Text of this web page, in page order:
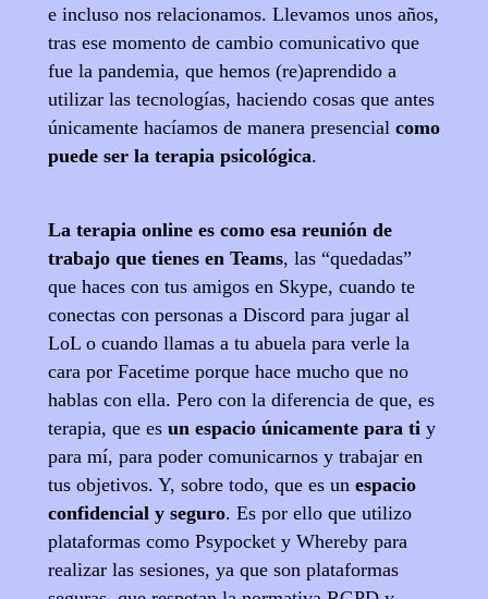
e incluso nos relacionamos. Llevamos unos años,
tras ese momento de cambio comunicativo que
fue la pandemia, que hemos (re)aprendido a
utilizar las tecnologías, haciendo cosas que antes
únicamente hacíamos de manera presencial como
puede ser la terapia psicológica.
La terapia online es como esa reunión de
trabajo que tienes en Teams, las “quedadas”
que haces con tus amigos en Skype, cuando te
conectas con personas a Discord para jugar al
LoL o cuando llamas a tu abuela para verle la
cara por Facetime porque hace mucho que no
hablas con ella. Pero con la diferencia de que, es
terapia, que es un espacio únicamente para tiy
para mí, para poder comunicarnos y trabajar en
tus objetivos. Y, sobre todo, que es un espacio
confidencial y seguro. Es por ello que utilizo
plataformas como Psypocket y Whereby para
realizar las sesiones, ya que son plataformas